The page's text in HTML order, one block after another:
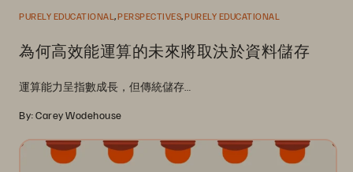
PURELY EDUCATIONAL ,PERSPECTIVES,PURELY EDUCATIONAL
為何高效能運算的未來將取決於資料儲存
運算能力呈指數成長，但傳統儲存…
By: Carey Wodehouse